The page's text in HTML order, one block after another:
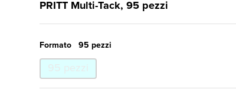
PRITT Multi-Tack, 95 pezzi
Formato 95 pezzi